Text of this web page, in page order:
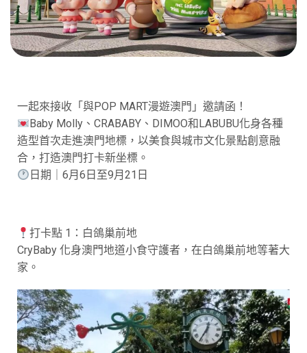
一起來接收「與POP MART漫遊澳門」邀請函！
Baby Molly、CRABABY、DIMOO和LABUBU化身各種
造型首次走進澳門地標，以美食與城市文化景點創意融
合，打造澳門打卡新坐標。
日期｜6月6日至9月21日
打卡點 1：白鴿巢前地​
CryBaby 化身澳門地道小食守護者，在白鴿巢前地​等著大
家。